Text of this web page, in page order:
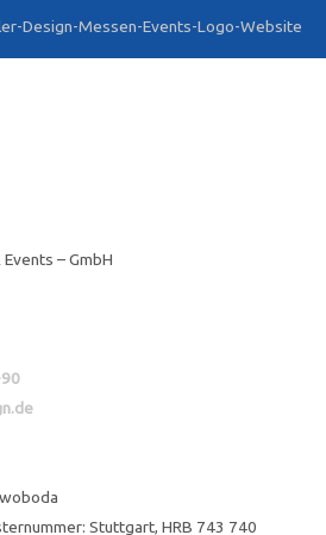
– GmbH
Stuttgart, HRB 743 740